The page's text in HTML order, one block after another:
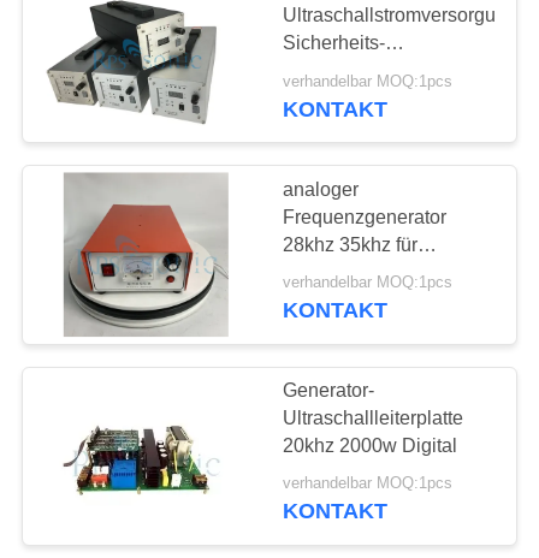
DATENSCHUTZRICHTLINIE
90
Ultraschallstromversorgungs-
Sicherheits-
Ultraschallschweißungs-
Generator
verhandelbar MOQ:1pcs
KONTAKT
analoger
Frequenzgenerator
28khz 35khz für
Ultraschallplastikschweißen
verhandelbar MOQ:1pcs
KONTAKT
Generator-
Ultraschallleiterplatte
20khz 2000w Digital
verhandelbar MOQ:1pcs
KONTAKT